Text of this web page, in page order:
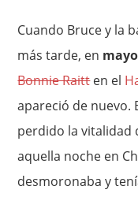
Cuando Bruce y la
más tarde, en
Bonnie Raitten el
apareció de nuevo.
perdido la vitalidad
aquella noche en
desmoronaba y